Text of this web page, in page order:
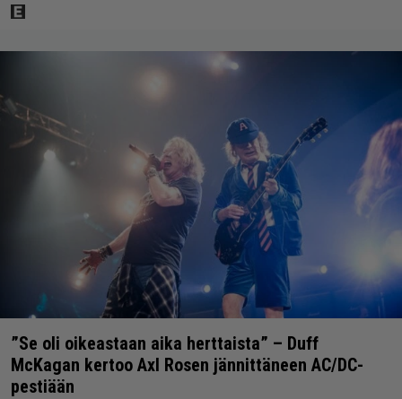
”Se oli oikeastaan aika herttaista” – Duff
McKagan kertoo Axl Rosen jännittäneen AC/DC-
pestiään